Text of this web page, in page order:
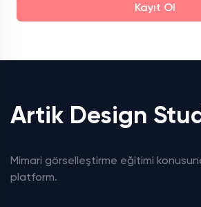
Kayıt Ol
Artik Design
Mimari görselleştirme eğitimi
platform.